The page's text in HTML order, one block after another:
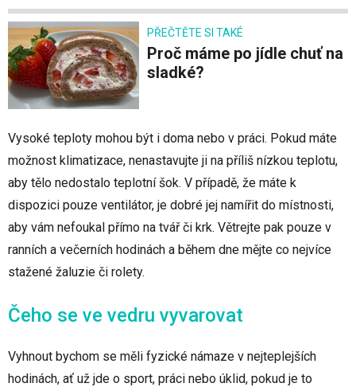
PŘEČTĚTE SI TAKÉ
Proč máme po jídle chuť na
sladké?
Vysoké teploty mohou být i doma nebo v práci. Pokud máte
možnost klimatizace, nenastavujte ji na příliš nízkou teplotu,
aby tělo nedostalo teplotní šok. V případě, že máte k
dispozici pouze ventilátor, je dobré jej namířit do místnosti,
aby vám nefoukal přímo na tvář či krk. Větrejte pak pouze v
ranních a večerních hodinách a během dne mějte co nejvíce
stažené žaluzie či rolety.
Čeho se ve vedru vyvarovat
Vyhnout bychom se měli fyzické námaze v nejteplejších
hodinách, ať už jde o sport, práci nebo úklid, pokud je to